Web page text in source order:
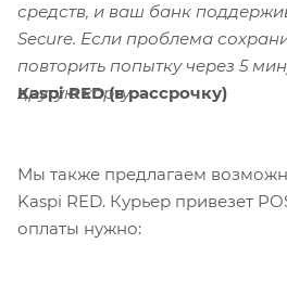
средств, и ваш банк
Secure. Если проблема
повторить попытку через 5
другую карту.
Kaspi RED (в рассрочку)
Мы также предлагаем
Kaspi RED. Курьер привезет
оплаты нужно: